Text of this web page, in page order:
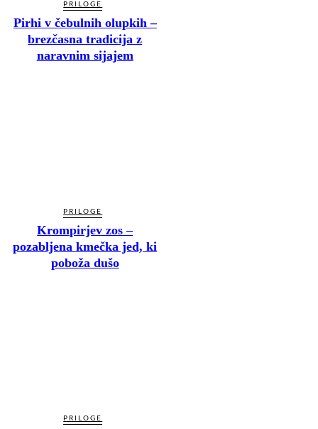
PRILOGE
Pirhi v čebulnih olupkih –
brezčasna tradicija z
naravnim sijajem
PRILOGE
Krompirjev zos –
pozabljena kmečka jed, ki
poboža dušo
PRILOGE